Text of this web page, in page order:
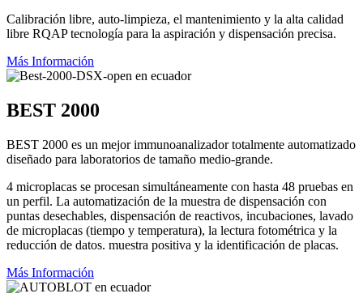
Calibración libre, auto-limpieza, el mantenimiento y la alta calidad
libre RQAP tecnología para la aspiración y dispensación precisa.
Más Información
BEST 2000
BEST 2000 es un mejor immunoanalizador totalmente automatizado
diseñado para laboratorios de tamaño medio-grande.
4 microplacas se procesan simultáneamente con hasta 48 pruebas en
un perfil. La automatización de la muestra de dispensación con
puntas desechables, dispensación de reactivos, incubaciones, lavado
de microplacas (tiempo y temperatura), la lectura fotométrica y la
reducción de datos. muestra positiva y la identificación de placas.
Más Información